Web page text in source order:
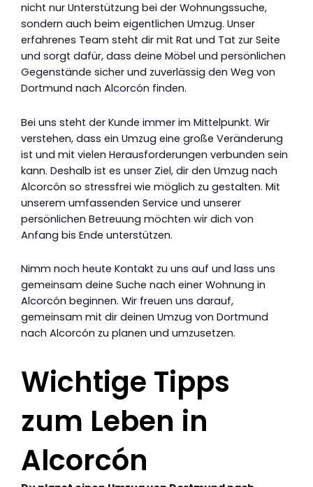
nicht nur Unterstützung bei der Wohnungssuche,
sondern auch beim eigentlichen Umzug. Unser
erfahrenes Team steht dir mit Rat und Tat zur Seite
und sorgt dafür, dass deine Möbel und persönlichen
Gegenstände sicher und zuverlässig den Weg von
Dortmund nach Alcorcón finden.
Bei uns steht der Kunde immer im Mittelpunkt. Wir
verstehen, dass ein Umzug eine große Veränderung
ist und mit vielen Herausforderungen verbunden sein
kann. Deshalb ist es unser Ziel, dir den Umzug nach
Alcorcón so stressfrei wie möglich zu gestalten. Mit
unserem umfassenden Service und unserer
persönlichen Betreuung möchten wir dich von
Anfang bis Ende unterstützen.
Nimm noch heute Kontakt zu uns auf und lass uns
gemeinsam deine Suche nach einer Wohnung in
Alcorcón beginnen. Wir freuen uns darauf,
gemeinsam mit dir deinen Umzug von Dortmund
nach Alcorcón zu planen und umzusetzen.
Wichtige Tipps
zum Leben in
Alcorcón